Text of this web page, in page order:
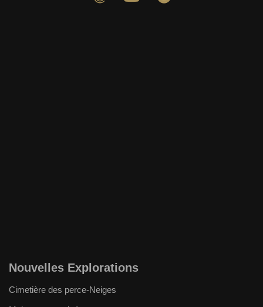
Nouvelles Explorations
Cimetière des perce-Neiges